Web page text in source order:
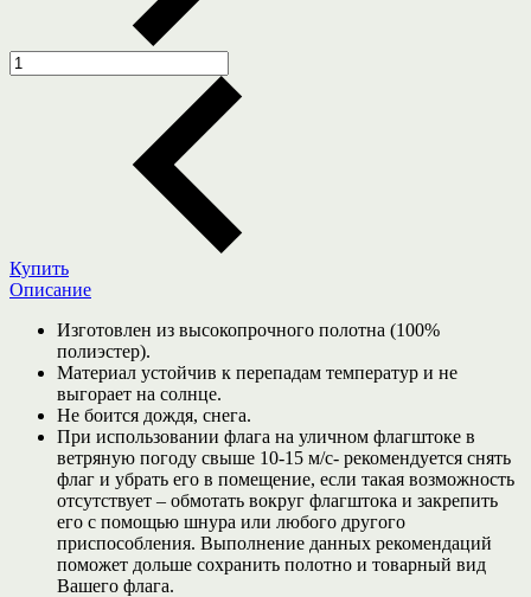
Купить
Описание
Изготовлен из высокопрочного полотна (100%
полиэстер).
Материал устойчив к перепадам температур и не
выгорает на солнце.
Не боится дождя, снега.
При использовании флага на уличном флагштоке в
ветряную погоду свыше 10-15 м/с- рекомендуется снять
флаг и убрать его в помещение, если такая возможность
отсутствует – обмотать вокруг флагштока и закрепить
его с помощью шнура или любого другого
приспособления. Выполнение данных рекомендаций
поможет дольше сохранить полотно и товарный вид
Вашего флага.